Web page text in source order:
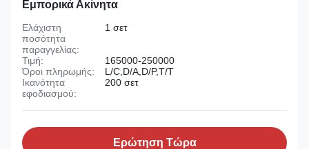
Εμπορικά Ακίνητα
Ελάχιστη
ποσότητα
παραγγελίας:
1 σετ
Τιμή:
165000-250000
Όροι πληρωμής:
L/C,D/A,D/P,T/T
Ικανότητα
εφοδιασμού:
200 σετ
Ερώτηση Τώρα